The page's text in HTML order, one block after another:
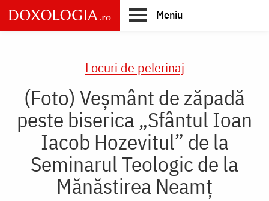
Skip
to
main
Meniu
Locuri de pelerinaj
(Foto) Veșmânt de zăpadă
peste biserica „Sfântul Ioan
Iacob Hozevitul” de la
Seminarul Teologic de la
Mănăstirea Neamț